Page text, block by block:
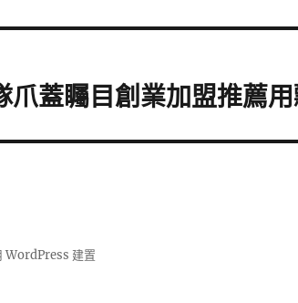
爪蓋矚目創業加盟推薦
WordPress 建置